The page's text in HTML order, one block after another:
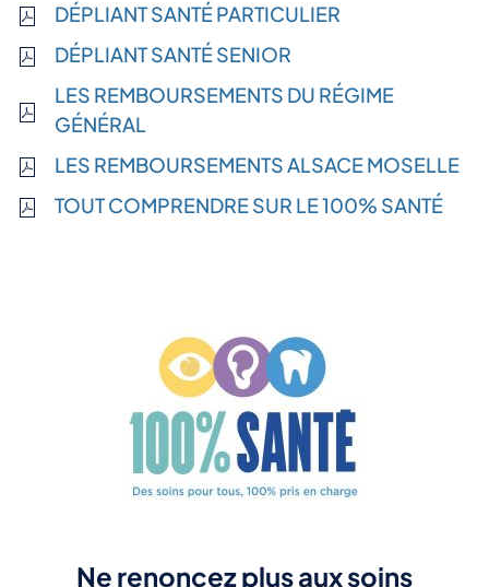
DÉPLIANT SANTÉ PARTICULIER
DÉPLIANT SANTÉ SENIOR
LES REMBOURSEMENTS DU RÉGIME
GÉNÉRAL
LES REMBOURSEMENTS ALSACE MOSELLE
TOUT COMPRENDRE SUR LE 100% SANTÉ
Ne renoncez plus aux soins